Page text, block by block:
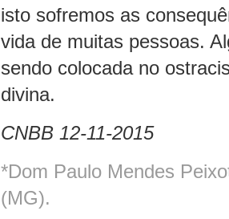
isto sofremos as
vida de muitas pessoas.
sendo colocada no
divina.
CNBB 12-11-2015
*Dom Paulo Mendes
(MG).